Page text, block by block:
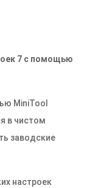
7 с помощью
MiniTool
в чистом
заводские
настроек